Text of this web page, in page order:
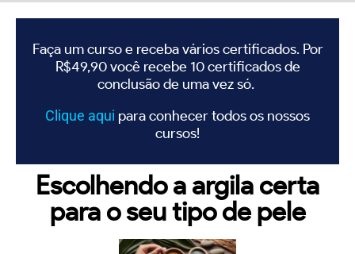
Faça um curso e receba vários certificados. Por
R$49,90 você recebe 10 certificados de
conclusão de uma vez só.
Clique aqui para conhecer todos os nossos
cursos!
Escolhendo a argila certa
para o seu tipo de pele